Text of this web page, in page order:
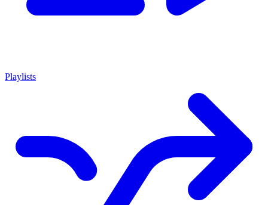
Playlists